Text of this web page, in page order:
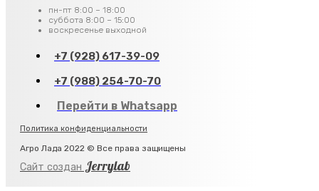
пн-пт 8:00 – 18:00
суббота 8:00 – 15:00
воскресенье выходной
+7 (928) 617-39-09
+7 (988) 254-70-70
Перейти в Whatsapp
Политика конфиденциальности
Агро Лада 2022 © Все права защищены
Сайт создан Jerrylab